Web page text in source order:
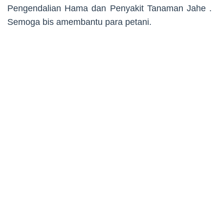
Pengendalian Hama dan Penyakit Tanaman Jahe .
Semoga bis amembantu para petani.